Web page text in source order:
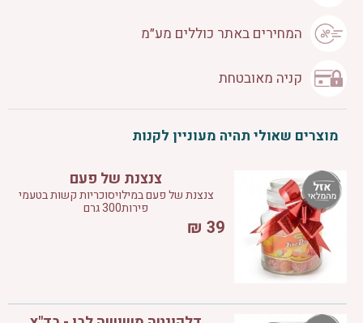
המחירים באתר כוללים מע״מ
קניה מאובטחת
מוצרים שאולי תהיה מעוניין לקנות
צנצנת של פעם
צנצנת של פעם במילויסוכריות קשות בטעמי
פירות300 גרם
39
₪